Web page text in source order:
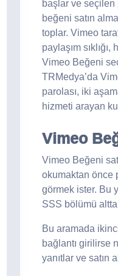
başlar ve seçilen
beğeni satın
toplar. Vimeo
paylaşım
Vimeo Beğeni
TRMedya’da
parolası, iki
hizmeti arayan
Vimeo
Vimeo Beğeni
okumaktan önce
görmek ister. Bu
SSS bölümü altta
Bu aramada
bağlantı girilirse
yanıtlar ve satın